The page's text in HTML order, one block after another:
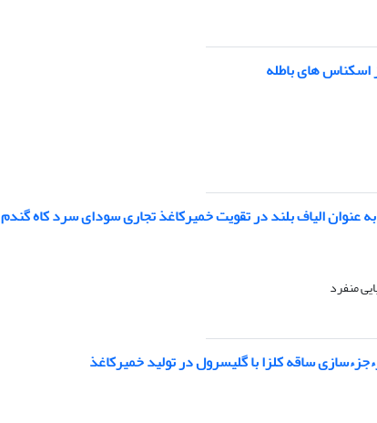
اسکناس های باطله
عنوان الیاف بلند در تقویت خمیرکاغذ تجاری سودای سرد کاه گندم
منفرد
ساقه کلزا با گلیسرول در تولید خمیرکاغذ